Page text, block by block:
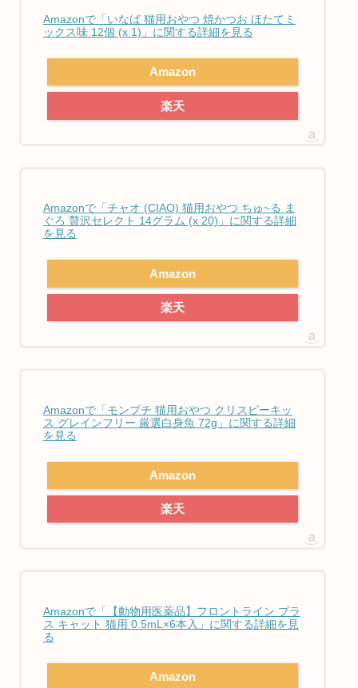
Amazonで「いなば 猫用おやつ 焼かつお ほたてミ
ックス味 12個 (x 1)」に関する詳細を見る
Amazon
楽天
Amazonで「チャオ (CIAO) 猫用おやつ ちゅ~る ま
ぐろ 贅沢セレクト 14グラム (x 20)」に関する詳細
を見る
Amazon
楽天
Amazonで「モンプチ 猫用おやつ クリスピーキッ
ス グレインフリー 厳選白身魚 72g」に関する詳細
を見る
Amazon
楽天
Amazonで「【動物用医薬品】フロントライン プラ
ス キャット 猫用 0.5mL×6本入」に関する詳細を見
る
Amazon